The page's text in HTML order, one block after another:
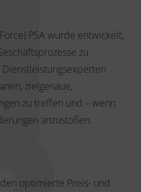
PSA wurde entwickelt,
zu
zielgenaue,
zu treffen und – wenn
anzustoßen.
optimierte Preis- und